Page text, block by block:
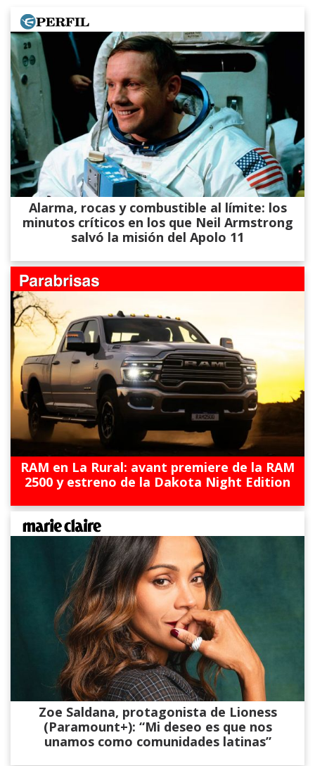
Alarma, rocas y combustible al límite: los
minutos críticos en los que Neil Armstrong
salvó la misión del Apolo 11
RAM en La Rural: avant premiere de la RAM
2500 y estreno de la Dakota Night Edition
Zoe Saldana, protagonista de Lioness
(Paramount+): “Mi deseo es que nos
unamos como comunidades latinas”